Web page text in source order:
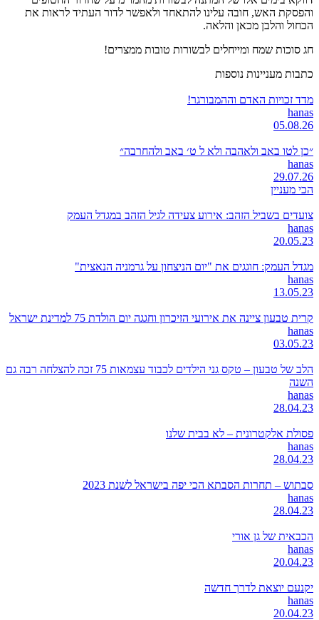
והפסקת האש, חובה עלינו להתאחד ולאפשר לדור העתיד לראות את
הכחול והלבן מכאן והלאה.
חג סוכות שמח ומייחלים לבשורות טובות ממצרים!
כתבות מעניינות נוספות
מדד זכויות האדם וההמבורגר!
hanas
05.08.26
״כן לטו באב ולאהבה ולא ל ט׳ באב ולהחרבה״
hanas
29.07.26
הכי מעניין
צועדים בשביל הזהב: אירוע צעידה לגיל הזהב במגדל העמק
hanas
20.05.23
מגדל העמק: חוגגים את "יום הניצחון על גרמניה הנאצית"
hanas
13.05.23
קרית טבעון ציינה את אירועי הזיכרון וחגגה יום הולדת 75 למדינת ישראל
hanas
03.05.23
הלב של טבעון – טקס גני הילדים לכבוד עצמאות 75 זכה להצלחה רבה גם
השנה
hanas
28.04.23
פסולת אלקטרונית – לא בבית שלנו
hanas
28.04.23
סבתוש – תחרות הסבתא הכי יפה בישראל לשנת 2023
hanas
28.04.23
הכבאית של גן אורי
hanas
20.04.23
יקנעם יוצאת לדרך חדשה
hanas
20.04.23